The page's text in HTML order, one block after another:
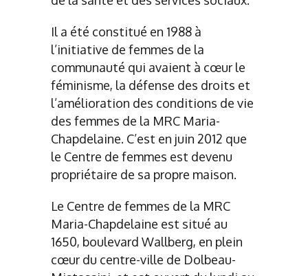
Il a été constitué en 1988 à
l’initiative de femmes de la
communauté qui avaient à cœur le
féminisme, la défense des droits et
l’amélioration des conditions de vie
des femmes de la MRC Maria-
Chapdelaine. C’est en juin 2012 que
le Centre de femmes est devenu
propriétaire de sa propre maison.
Le Centre de femmes de la MRC
Maria-Chapdelaine est situé au
1650, boulevard Wallberg, en plein
cœur du centre-ville de Dolbeau-